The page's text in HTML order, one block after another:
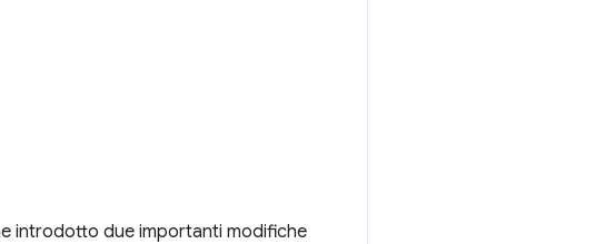
introdotto due importanti modifiche